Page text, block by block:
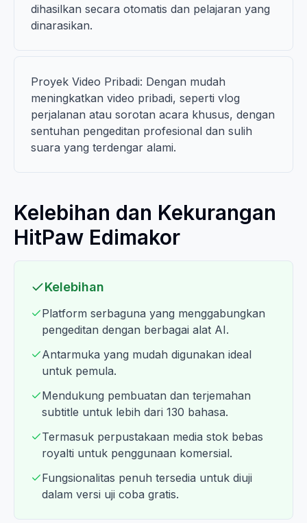
dihasilkan secara otomatis dan pelajaran yang
dinarasikan.
Proyek Video Pribadi: Dengan mudah
meningkatkan video pribadi, seperti vlog
perjalanan atau sorotan acara khusus, dengan
sentuhan pengeditan profesional dan sulih
suara yang terdengar alami.
Kelebihan dan Kekurangan
HitPaw Edimakor
Kelebihan
Platform serbaguna yang menggabungkan
pengeditan dengan berbagai alat AI.
Antarmuka yang mudah digunakan ideal
untuk pemula.
Mendukung pembuatan dan terjemahan
subtitle untuk lebih dari 130 bahasa.
Termasuk perpustakaan media stok bebas
royalti untuk penggunaan komersial.
Fungsionalitas penuh tersedia untuk diuji
dalam versi uji coba gratis.